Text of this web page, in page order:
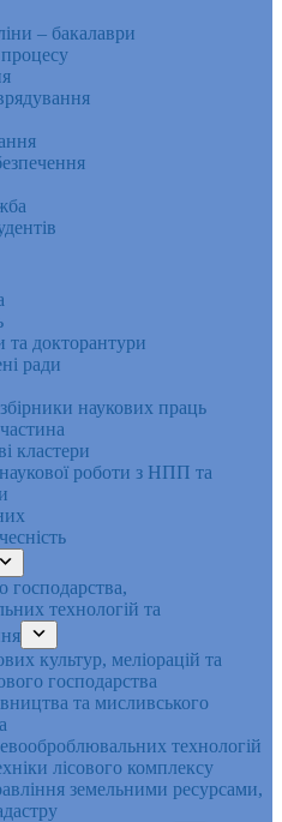
– бакалаври
процесу
та докторантури
ради
наукових праць
кластери
наукової роботи з НПП та
господарства,
технологій та
культур, меліорацій та
господарства
та мисливського
технологій
лісового комплексу
земельними ресурсами,